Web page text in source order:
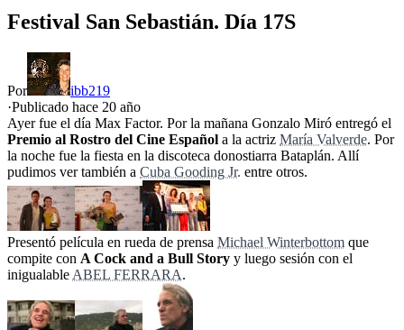
Festival San Sebastián. Día 17S
Por
ibb219
·Publicado hace 20 año
Ayer fue el día Max Factor. Por la mañana Gonzalo Miró entregó el
Premio al Rostro del Cine Español a la actriz María Valverde. Por
la noche fue la fiesta en la discoteca donostiarra Bataplán. Allí
pudimos ver también a Cuba Gooding Jr. entre otros.
Presentó película en rueda de prensa Michael Winterbottom que
compite con A Cock and a Bull Story y luego sesión con el
inigualable ABEL FERRARA.